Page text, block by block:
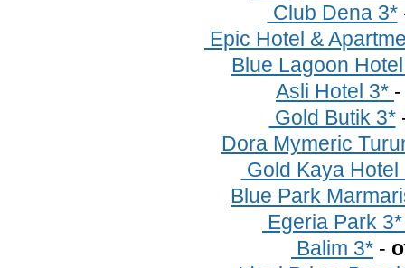
Club Dena 3*
Epic Hotel &
Blue Lagoon
Asli Hotel 3*
Gold Butik 3*
Dora Mymeric
Gold Kaya
Blue Park
Egeria Park
Balim 3* -